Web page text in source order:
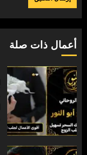
أعمال ذات صلة